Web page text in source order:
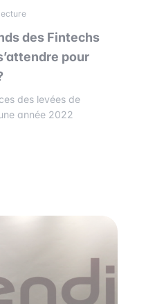
des Fintechs
pour
des levées de
année 2022